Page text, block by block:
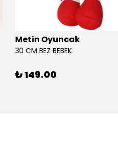
Metin Oyuncak
30 CM BEZ BEBEK
₺ 149.00